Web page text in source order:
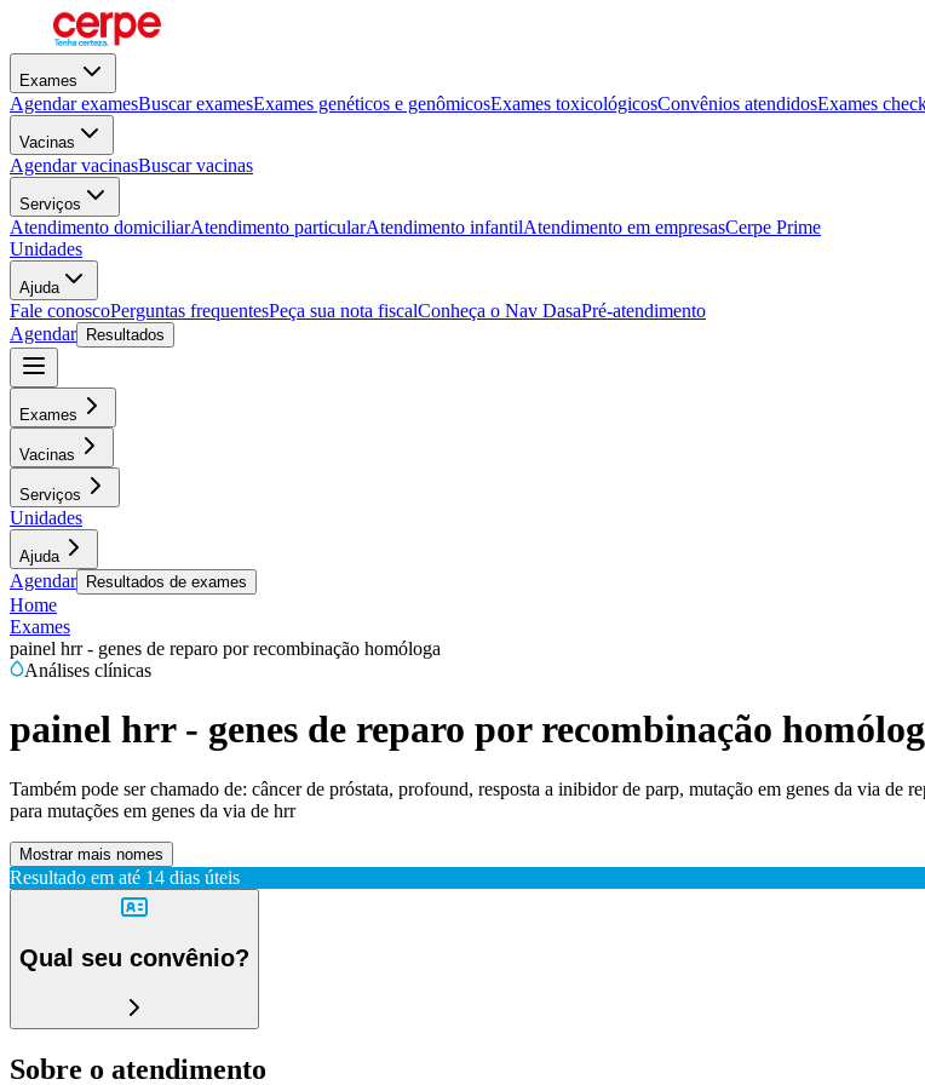
Exames
Agendar examesBuscar examesExames genéticos e genômicosExames toxicológicosConvênios atendidosExames
Vacinas
Agendar vacinasBuscar vacinas
Serviços
Atendimento domiciliarAtendimento particularAtendimento infantilAtendimento em empresasCerpe Prime
Unidades
Ajuda
Fale conoscoPerguntas frequentesPeça sua nota fiscalConheça o Nav DasaPré-atendimento
Agendar
Resultados
Exames
Vacinas
Serviços
Unidades
Ajuda
Agendar Resultados de exames
Home
Exames
painel hrr - genes de reparo por recombinação homóloga
Análises clínicas
painel hrr - genes de reparo por recombinação
Também pode ser chamado de: câncer de próstata, profound, resposta a inibidor de parp, mutação em genes da via
para mutações em genes da via de hrr
Mostrar mais nomes
Resultado em até 14 dias úteis
Qual seu convênio?
Sobre o atendimento